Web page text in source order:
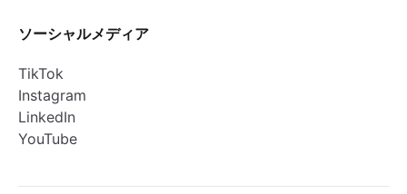
ソーシャルメディア
TikTok
Instagram
LinkedIn
YouTube